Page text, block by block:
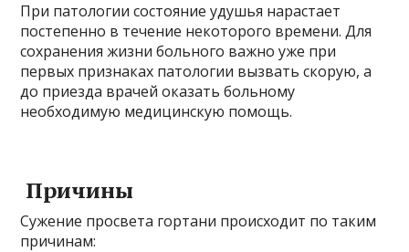
При патологии состояние удушья нарастает
постепенно в течение некоторого времени. Для
сохранения жизни больного важно уже при
первых признаках патологии вызвать скорую, а
до приезда врачей оказать больному
необходимую медицинскую помощь.
Причины
Сужение просвета гортани происходит по таким
причинам: